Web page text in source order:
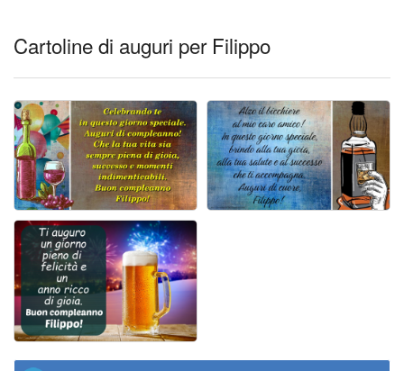
Cartoline di auguri per Filippo